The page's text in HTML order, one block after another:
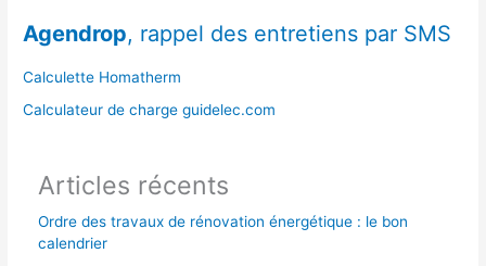
c
h
:
Agendrop, rappel des entretiens par SMS
Calculette Homatherm
Calculateur de charge guidelec.com
Articles récents
Ordre des travaux de rénovation énergétique : le bon
calendrier